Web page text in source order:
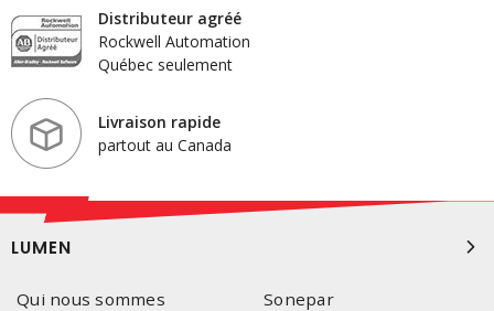
Distributeur agréé
Rockwell Automation
Québec seulement
Livraison rapide
partout au Canada
LUMEN
Qui nous sommes
Sonepar